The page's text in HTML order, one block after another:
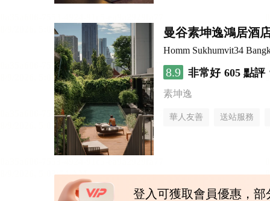
曼谷素坤逸鴻居酒
Homm Sukhumvit34
8.9 非常好 605 點評
素坤逸
華人友善 送站服務
登入可獲取會員優惠，